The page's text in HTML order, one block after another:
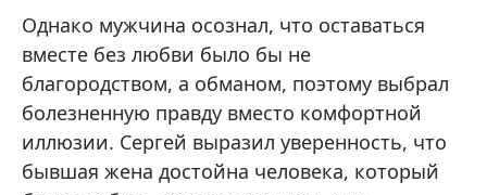
Однако мужчина осознал, что оставаться
вместе без любви было бы не
благородством, а обманом, поэтому выбрал
болезненную правду вместо комфортной
иллюзии. Сергей выразил уверенность, что
бывшая жена достойна человека, который